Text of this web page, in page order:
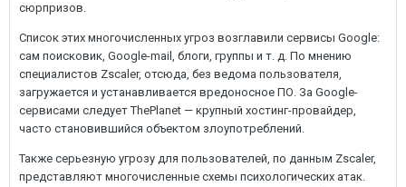
сюрпризов.
Список этих многочисленных угроз возглавили сервисы Google:
сам поисковик, Google-mail, блоги, группы и т. д. По мнению
специалистов Zscaler, отсюда, без ведома пользователя,
загружается и устанавливается вредоносное ПО. За Google-
сервисами следует ThePlanet — крупный хостинг-провайдер,
часто становившийся объектом злоупотреблений.
Также серьезную угрозу для пользователей, по данным Zscaler,
представляют многочисленные схемы психологических атак.